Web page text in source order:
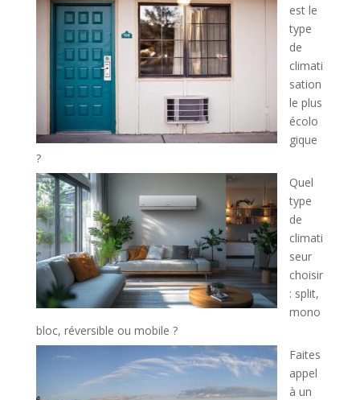
est le
type
de
climati
sation
le plus
écolo
gique
?
Quel
type
de
climati
seur
choisir
: split,
mono
bloc, réversible ou mobile ?
Faites
appel
à un